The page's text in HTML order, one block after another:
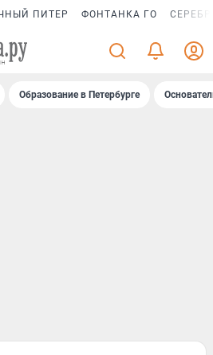
ПИТЕР ФОНТАНКА ГО
Образование в Петербурге